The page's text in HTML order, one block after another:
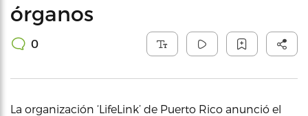
órganos
0
La organización ‘LifeLink’ de Puerto Rico anunció el